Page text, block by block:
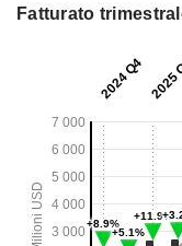
Fatturato